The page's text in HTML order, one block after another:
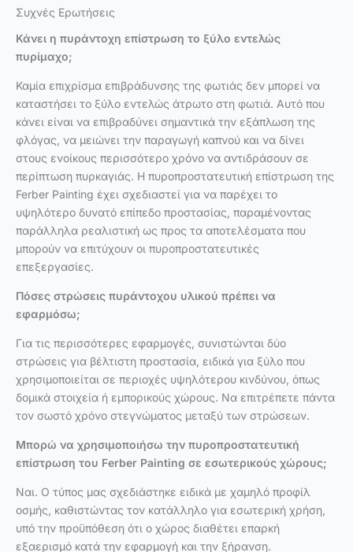
Συχνές Ερωτήσεις
Κάνει η πυράντοχη επίστρωση το ξύλο εντελώς
πυρίμαχο;
Καμία επιχρίσμα επιβράδυνσης της φωτιάς δεν μπορεί να
καταστήσει το ξύλο εντελώς άτρωτο στη φωτιά. Αυτό που
κάνει είναι να επιβραδύνει σημαντικά την εξάπλωση της
φλόγας, να μειώνει την παραγωγή καπνού και να δίνει
στους ενοίκους περισσότερο χρόνο να αντιδράσουν σε
περίπτωση πυρκαγιάς. Η πυροπροστατευτική επίστρωση της
Ferber Painting έχει σχεδιαστεί για να παρέχει το
υψηλότερο δυνατό επίπεδο προστασίας, παραμένοντας
παράλληλα ρεαλιστική ως προς τα αποτελέσματα που
μπορούν να επιτύχουν οι πυροπροστατευτικές
επεξεργασίες.
Πόσες στρώσεις πυράντοχου υλικού πρέπει να
εφαρμόσω;
Για τις περισσότερες εφαρμογές, συνιστώνται δύο
στρώσεις για βέλτιστη προστασία, ειδικά για ξύλο που
χρησιμοποιείται σε περιοχές υψηλότερου κινδύνου, όπως
δομικά στοιχεία ή εμπορικούς χώρους. Να επιτρέπετε πάντα
τον σωστό χρόνο στεγνώματος μεταξύ των στρώσεων.
Μπορώ να χρησιμοποιήσω την πυροπροστατευτική
επίστρωση του Ferber Painting σε εσωτερικούς χώρους;
Ναι. Ο τύπος μας σχεδιάστηκε ειδικά με χαμηλό προφίλ
οσμής, καθιστώντας τον κατάλληλο για εσωτερική χρήση,
υπό την προϋπόθεση ότι ο χώρος διαθέτει επαρκή
εξαερισμό κατά την εφαρμογή και την ξήρανση.